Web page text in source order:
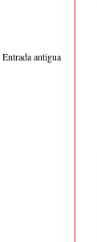
Entrada antigua